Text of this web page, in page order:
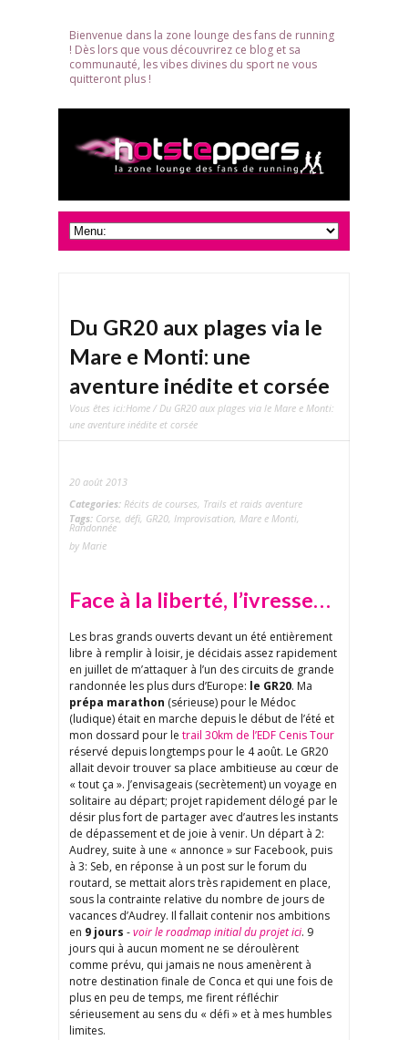
Bienvenue dans la zone lounge des fans de running
! Dès lors que vous découvrirez ce blog et sa
communauté, les vibes divines du sport ne vous
quitteront plus !
Du GR20 aux plages via le
Mare e Monti: une
aventure inédite et corsée
Vous êtes ici:Home / Du GR20 aux plages via le Mare e Monti:
une aventure inédite et corsée
20 août 2013
Categories: Récits de courses, Trails et raids aventure
Tags: Corse, défi, GR20, Improvisation, Mare e Monti,
Randonnée
by Marie
Face à la liberté, l’ivresse…
Les bras grands ouverts devant un été entièrement
libre à remplir à loisir, je décidais assez rapidement
en juillet de m’attaquer à l’un des circuits de grande
randonnée les plus durs d’Europe: le GR20. Ma
prépa marathon (sérieuse) pour le Médoc
(ludique) était en marche depuis le début de l’été et
mon dossard pour le trail 30km de l’EDF Cenis Tour
réservé depuis longtemps pour le 4 août. Le GR20
allait devoir trouver sa place ambitieuse au cœur de
« tout ça ». J’envisageais (secrètement) un voyage en
solitaire au départ; projet rapidement délogé par le
désir plus fort de partager avec d’autres les instants
de dépassement et de joie à venir. Un départ à 2:
Audrey, suite à une « annonce » sur Facebook, puis
à 3: Seb, en réponse à un post sur le forum du
routard, se mettait alors très rapidement en place,
sous la contrainte relative du nombre de jours de
vacances d’Audrey. Il fallait contenir nos ambitions
en 9 jours -voir le roadmap initial du projet ici. 9
jours qui à aucun moment ne se déroulèrent
comme prévu, qui jamais ne nous amenèrent à
notre destination finale de Conca et qui une fois de
plus en peu de temps, me firent réfléchir
sérieusement au sens du « défi » et à mes humbles
limites.